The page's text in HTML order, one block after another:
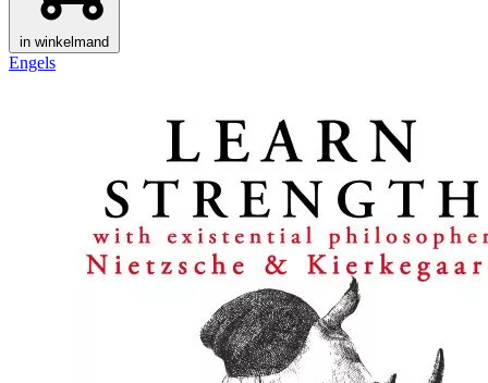
in winkelmand
Engels